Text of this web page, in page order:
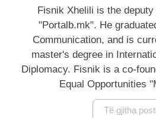
Fisnik Xhelili is the
"Portalb.mk". He
Communication, and is
master's degree in
Diplomacy. Fisnik is a co-
Equal Opportunities
Të gjitha